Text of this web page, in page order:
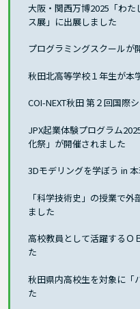
大阪・関西万博2025「わ
ス展」に出展しました
プログラミングスクールが
秋田北高等学校１年生が本
COI-NEXT秋田 第２回国際
JPX起業体験プログラム
化祭」が開催されました
3Dモデリングを学ぼう in
「科学技術史」の授業で
ました
高校教員として活躍するＯ
た
秋田県内高校生を対象に「
た